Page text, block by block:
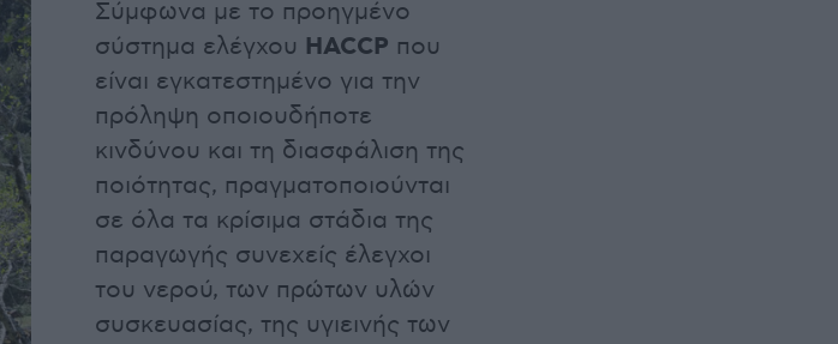
Σύμφωνα με το προηγμένο
σύστημα ελέγχου HACCP που
είναι εγκατεστημένο για την
πρόληψη οποιουδήποτε
κινδύνου και τη διασφάλιση της
ποιότητας, πραγματοποιούνται
σε όλα τα κρίσιμα στάδια της
παραγωγής συνεχείς έλεγχοι
του νερού, των πρώτων υλών
συσκευασίας, της υγιεινής των